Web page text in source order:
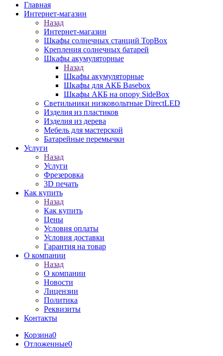
Главная
Интернет-магазин
Назад
Интернет-магазин
Шкафы солнечных станций TopBox
Крепления солнечных батарей
Шкафы акумуляторные
Назад
Шкафы акумуляторные
Шкафы для АКБ Basebox
Шкафы АКБ на опору SideBox
Светильники низковольтные DirectLED
Изделия из пластиков
Изделия из дерева
Мебель для мастерской
Батарейные перемычки
Услуги
Назад
Услуги
Фрезеровка
3D печать
Как купить
Назад
Как купить
Цены
Условия оплаты
Условия доставки
Гарантия на товар
О компании
Назад
О компании
Новости
Лицензии
Политика
Реквизиты
Контакты
Корзина0
Отложенные0